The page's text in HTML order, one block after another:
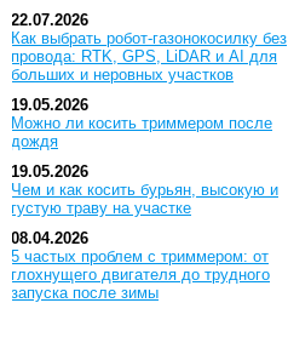
22.07.2026
Как выбрать робот-газонокосилку без
провода: RTK, GPS, LiDAR и AI для
больших и неровных участков
19.05.2026
Можно ли косить триммером после
дождя
19.05.2026
Чем и как косить бурьян, высокую и
густую траву на участке
08.04.2026
5 частых проблем с триммером: от
глохнущего двигателя до трудного
запуска после зимы